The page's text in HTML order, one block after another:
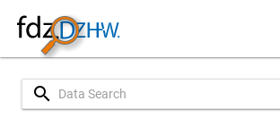
search